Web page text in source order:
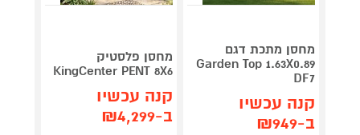
מחסן מתכת דגם
Garden Top 1.63X0.89
DF7
קנה עכשיו
ב-₪949
מחסן פלסטיק
KingCenter PENT 8X6
קנה עכשיו
ב-₪4,299